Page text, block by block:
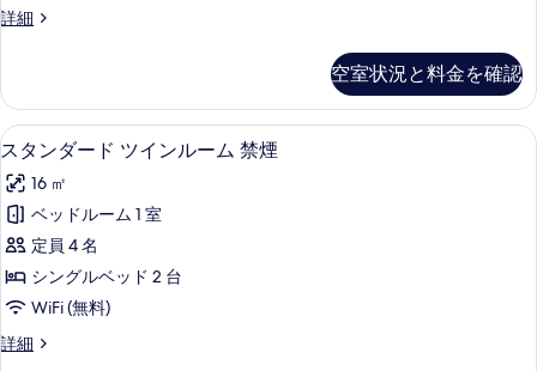
真
示
す
る
ブ
ル
ー
ム
禁
煙
の
す
べ
て
詳細
ス
ー
ド
ダ
ル
ル
ー
ム
禁
煙
の
詳
空室状況と料金を確認
ス
タ
ン
ダ
ー
ド
イ
スタンダード ツインルーム 禁煙 | ア
6
スタンダード ツインルーム 禁煙
16 ㎡
ベッドルーム 1 室
定員 4 名
シングルベッド 2 台
WiFi (無料)
詳細
ス